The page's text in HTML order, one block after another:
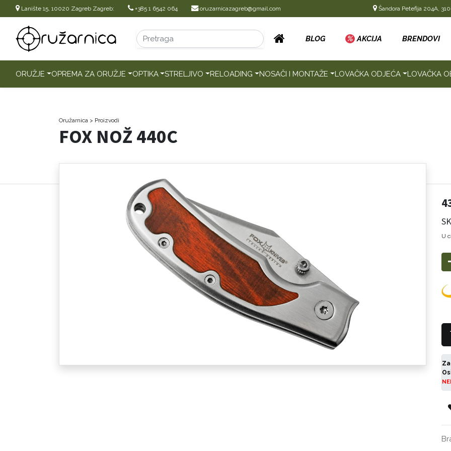
Lanište 15, 10020 Zagreb Zagreb: +385 1 6542 064 oruzarnicazagreb@gmail.com Šandora Petefija 204A,
BLOG % AKCIJA BRENDOVI
ORUŽJE OPREMA ZA ORUŽJE OPTIKA STRELJIVO RELOADING NOSAČI I MONTAŽE LOVAČKA ODJEĆA LOVAČKA
Oružarnica > Proizvodi
FOX NOŽ 440C
U